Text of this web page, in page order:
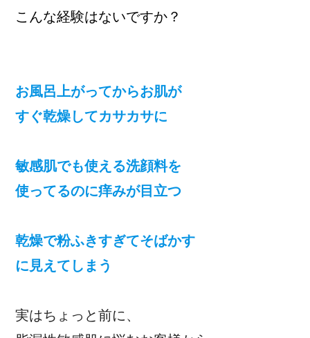
こんな経験はないですか？
お風呂上がってからお肌が
すぐ乾燥してカサカサに
敏感肌でも使える洗顔料を
使ってるのに痒みが目立つ
乾燥で粉ふきすぎてそばかす
に見えてしまう
実はちょっと前に、